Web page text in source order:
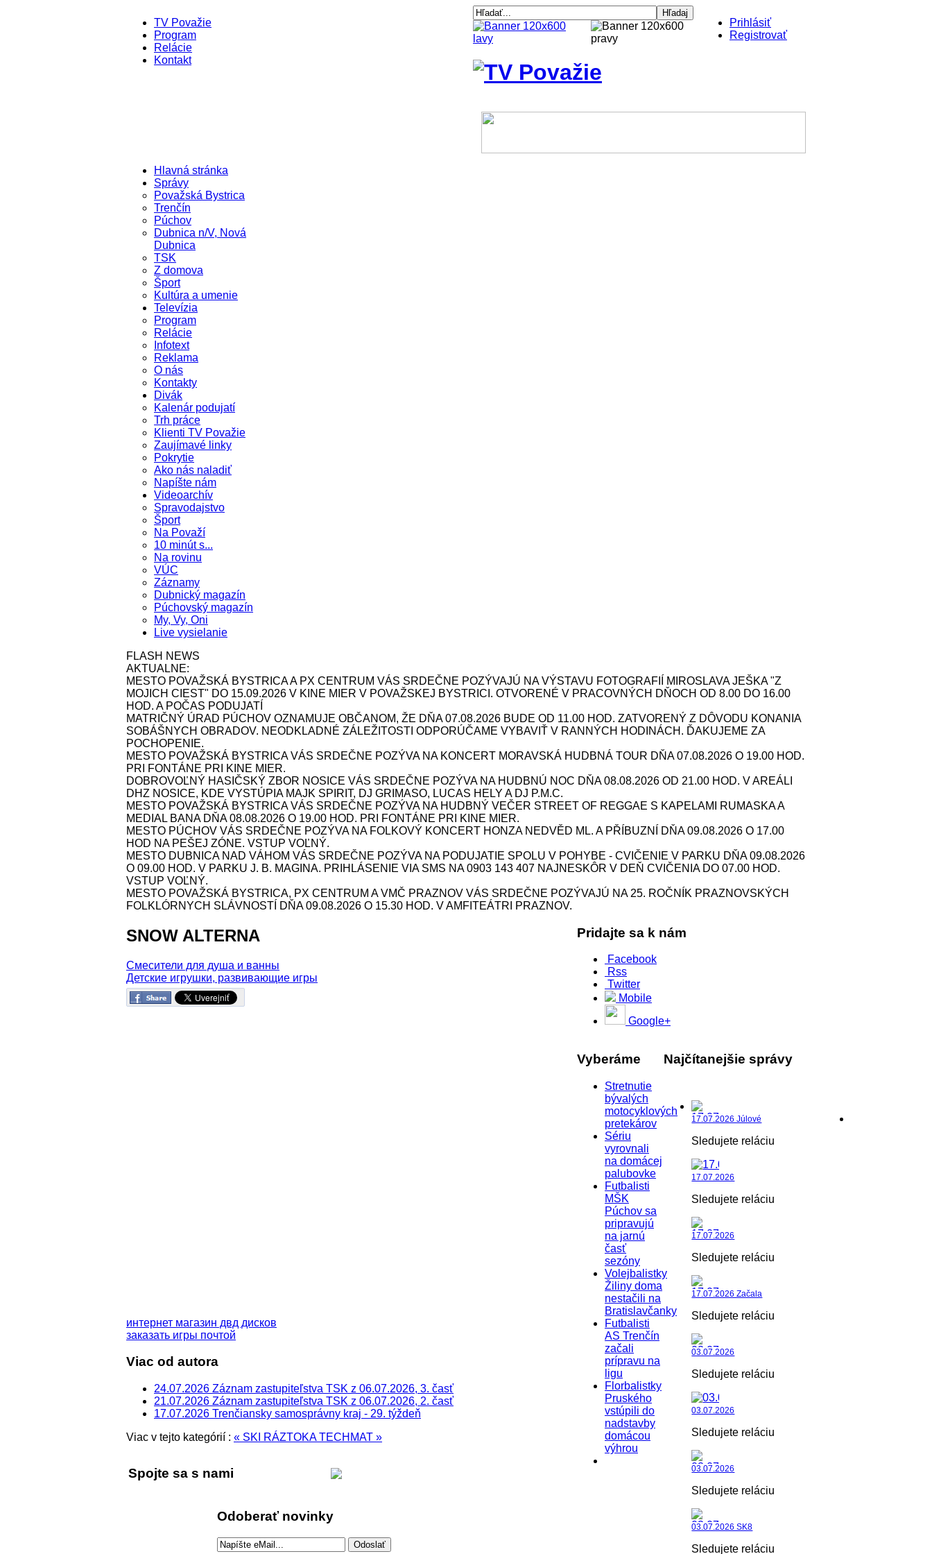
TV Považie
Program
Relácie
Kontakt
Prihlásiť
Registrovať
Hlavná stránka
Správy
Považská Bystrica
Trenčín
Púchov
Dubnica n/V, Nová
Dubnica
TSK
Z domova
Šport
Kultúra a umenie
Televízia
Program
Relácie
Infotext
Reklama
O nás
Kontakty
Divák
Kalenár podujatí
Trh práce
Klienti TV Považie
Zaujímavé linky
Pokrytie
Ako nás naladiť
Napíšte nám
Videoarchív
Spravodajstvo
Šport
Na Považí
10 minút s...
Na rovinu
VÚC
Záznamy
Dubnický magazín
Púchovský magazín
My, Vy, Oni
Live vysielanie
FLASH NEWS
AKTUALNE:
MESTO POVAŽSKÁ BYSTRICA A PX CENTRUM VÁS SRDEČNE POZÝVAJÚ NA VÝSTAVU FOTOGRAFIÍ MIROSLAVA JEŠKA "Z
MOJICH CIEST" DO 15.09.2026 V KINE MIER V POVAŽSKEJ BYSTRICI. OTVORENÉ V PRACOVNÝCH DŇOCH OD 8.00 DO 16.00
HOD. A POČAS PODUJATÍ
MATRIČNÝ ÚRAD PÚCHOV OZNAMUJE OBČANOM, ŽE DŇA 07.08.2026 BUDE OD 11.00 HOD. ZATVORENÝ Z DÔVODU KONANIA
SOBÁŠNYCH OBRADOV. NEODKLADNÉ ZÁLEŽITOSTI ODPORÚČAME VYBAVIŤ V RANNÝCH HODINÁCH. ĎAKUJEME ZA
POCHOPENIE.
MESTO POVAŽSKÁ BYSTRICA VÁS SRDEČNE POZÝVA NA KONCERT MORAVSKÁ HUDBNÁ TOUR DŇA 07.08.2026 O 19.00 HOD.
PRI FONTÁNE PRI KINE MIER.
DOBROVOĽNÝ HASIČSKÝ ZBOR NOSICE VÁS SRDEČNE POZÝVA NA HUDBNÚ NOC DŇA 08.08.2026 OD 21.00 HOD. V AREÁLI
DHZ NOSICE, KDE VYSTÚPIA MAJK SPIRIT, DJ GRIMASO, LUCAS HELY A DJ P.M.C.
MESTO POVAŽSKÁ BYSTRICA VÁS SRDEČNE POZÝVA NA HUDBNÝ VEČER STREET OF REGGAE S KAPELAMI RUMASKA A
MEDIAL BANA DŇA 08.08.2026 O 19.00 HOD. PRI FONTÁNE PRI KINE MIER.
MESTO PÚCHOV VÁS SRDEČNE POZÝVA NA FOLKOVÝ KONCERT HONZA NEDVĚD ML. A PŘÍBUZNÍ DŇA 09.08.2026 O 17.00
HOD NA PEŠEJ ZÓNE. VSTUP VOĽNÝ.
MESTO DUBNICA NAD VÁHOM VÁS SRDEČNE POZÝVA NA PODUJATIE SPOLU V POHYBE - CVIČENIE V PARKU DŇA 09.08.2026
O 09.00 HOD. V PARKU J. B. MAGINA. PRIHLÁSENIE VIA SMS NA 0903 143 407 NAJNESKÔR V DEŇ CVIČENIA DO 07.00 HOD.
VSTUP VOĽNÝ.
MESTO POVAŽSKÁ BYSTRICA, PX CENTRUM A VMČ PRAZNOV VÁS SRDEČNE POZÝVAJÚ NA 25. ROČNÍK PRAZNOVSKÝCH
FOLKLÓRNYCH SLÁVNOSTÍ DŇA 09.08.2026 O 15.30 HOD. V AMFITEÁTRI PRAZNOV.
SNOW ALTERNA
Смесители для душа и ванны
Детские игрушки, развивающие игры
интернет магазин двд дисков
заказать игры почтой
Viac od autora
24.07.2026 Záznam zastupiteľstva TSK z 06.07.2026, 3. časť
21.07.2026 Záznam zastupiteľstva TSK z 06.07.2026, 2. časť
17.07.2026 Trenčiansky samosprávny kraj - 29. týždeň
Viac v tejto kategórií : « SKI RÁZTOKATECHMAT »
Pridajte sa k nám
Facebook
Rss
Twitter
Mobile
Google+
Vyberáme
Stretnutie
bývalých
motocyklových
pretekárov
Sériu
vyrovnali
na domácej
palubovke
Futbalisti
MŠK
Púchov sa
pripravujú
na jarnú
časť
sezóny
Volejbalistky
Žiliny doma
nestačili na
Bratislavčanky
Futbalisti
AS Trenčín
začali
prípravu na
ligu
Florbalistky
Pruského
vstúpili do
nadstavby
domácou
výhrou
Najčítanejšie správy
17.07.2026 Júlové
Sledujete reláciu
17.07.2026
Sledujete reláciu
17.07.2026
Sledujete reláciu
17.07.2026 Začala
Sledujete reláciu
03.07.2026
Sledujete reláciu
03.07.2026
Sledujete reláciu
03.07.2026
Sledujete reláciu
03.07.2026 SK8
Sledujete reláciu
Spojte sa s nami
Odoberať novinky